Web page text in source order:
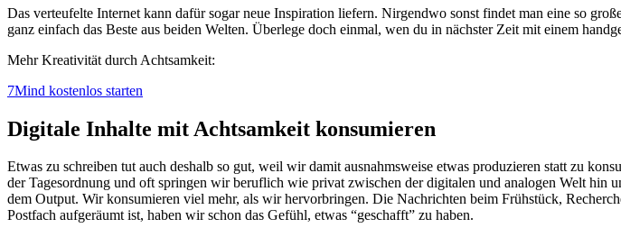
Das verteufelte Internet kann dafür sogar neue Inspiration liefern. Nirgendwo sonst findet man eine so
ganz einfach das Beste aus beiden Welten. Überlege doch einmal, wen du in nächster Zeit mit einem
Mehr Kreativität durch Achtsamkeit:
7Mind kostenlos starten
Digitale Inhalte mit Achtsamkeit konsumieren
Etwas zu schreiben tut auch deshalb so gut, weil wir damit ausnahmsweise etwas produzieren statt zu
der Tagesordnung und oft springen wir beruflich wie privat zwischen der digitalen und analogen Welt hin
dem Output. Wir konsumieren viel mehr, als wir hervorbringen. Die Nachrichten beim Frühstück,
Postfach aufgeräumt ist, haben wir schon das Gefühl, etwas “geschafft” zu haben.